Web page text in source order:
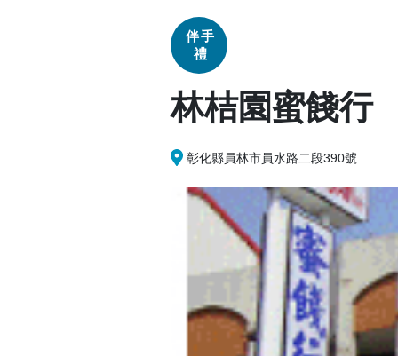
伴手
禮
林桔園蜜餞行
彰化縣員林市員水路二段390號